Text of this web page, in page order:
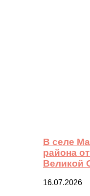
В селе
района
Великой
16.07.2026